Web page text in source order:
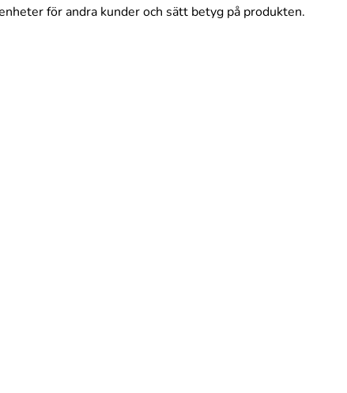
för andra kunder och sätt betyg på produkten.